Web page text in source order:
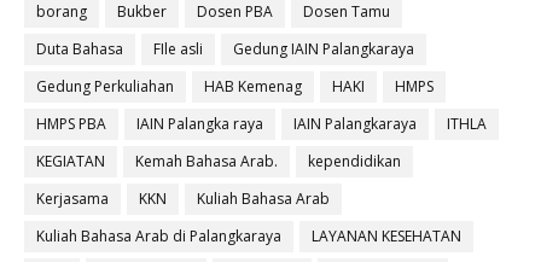
borang
Bukber Dosen PBA
Dosen Tamu
Duta Bahasa
FIle asli
Gedung IAIN Palangkaraya
Gedung Perkuliahan
HAB Kemenag HAKI
HMPS
HMPS PBA
IAIN Palangka raya IAIN Palangkaraya
ITHLA
KEGIATAN
Kemah Bahasa Arab.
kependidikan
Kerjasama
KKN
Kuliah Bahasa Arab
Kuliah Bahasa Arab di Palangkaraya
LAYANAN KESEHATAN